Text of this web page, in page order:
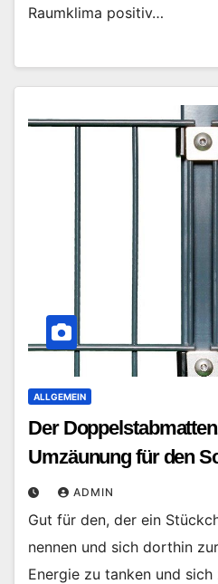
Raumklima positiv…
ALLGEMEIN
Der
Umzäunung für den
ADMIN
Gut für den, der ein
nennen und sich dorthin
Energie zu tanken und